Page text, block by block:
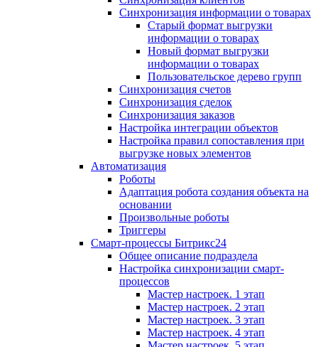
Синхронизация информации о товарах
Старый формат выгрузки
информации о товарах
Новый формат выгрузки
информации о товарах
Пользовательское дерево групп
Синхронизация счетов
Синхронизация сделок
Синхронизация заказов
Настройка интеграции объектов
Настройка правил сопоставления при
выгрузке новых элементов
Автоматизация
Роботы
Адаптация робота создания объекта на
основании
Произвольные роботы
Триггеры
Смарт-процессы Битрикс24
Общее описание подраздела
Настройка синхронизации смарт-
процессов
Мастер настроек. 1 этап
Мастер настроек. 2 этап
Мастер настроек. 3 этап
Мастер настроек. 4 этап